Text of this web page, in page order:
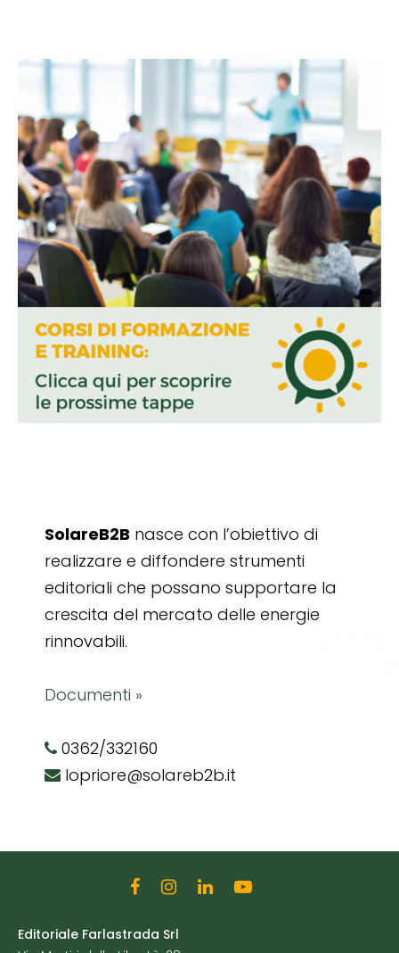
SolareB2B nasce con l’obiettivo di
realizzare e diffondere strumenti
editoriali che possano supportare la
crescita del mercato delle energie
rinnovabili.
Documenti »
0362/332160
lopriore@solareb2b.it
Editoriale Farlastrada Srl